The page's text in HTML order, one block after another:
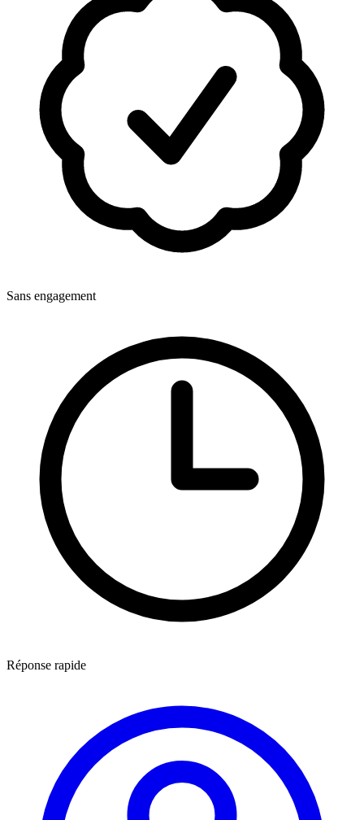
Sans engagement
Réponse rapide